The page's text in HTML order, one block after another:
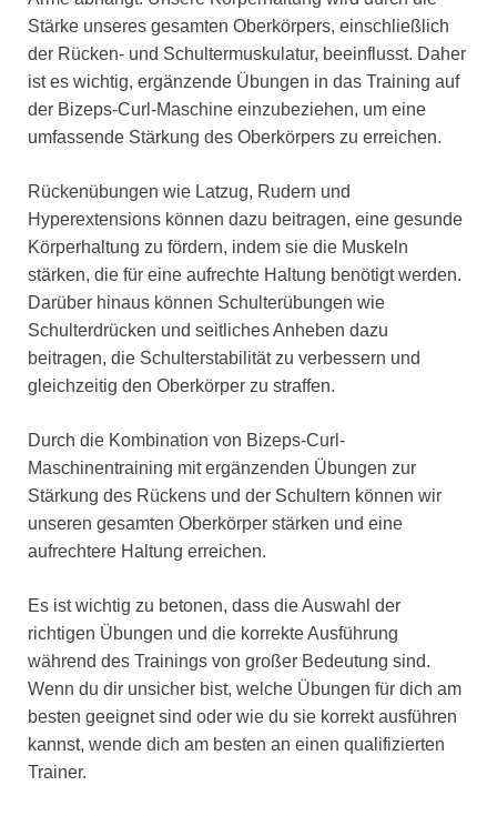
Stärke unseres gesamten Oberkörpers, einschließlich
der Rücken- und Schultermuskulatur, beeinflusst. Daher
ist es wichtig, ergänzende Übungen in das Training auf
der Bizeps-Curl-Maschine einzubeziehen, um eine
umfassende Stärkung des Oberkörpers zu erreichen.
Rückenübungen wie Latzug, Rudern und
Hyperextensions können dazu beitragen, eine gesunde
Körperhaltung zu fördern, indem sie die Muskeln
stärken, die für eine aufrechte Haltung benötigt werden.
Darüber hinaus können Schulterübungen wie
Schulterdrücken und seitliches Anheben dazu
beitragen, die Schulterstabilität zu verbessern und
gleichzeitig den Oberkörper zu straffen.
Durch die Kombination von Bizeps-Curl-
Maschinentraining mit ergänzenden Übungen zur
Stärkung des Rückens und der Schultern können wir
unseren gesamten Oberkörper stärken und eine
aufrechtere Haltung erreichen.
Es ist wichtig zu betonen, dass die Auswahl der
richtigen Übungen und die korrekte Ausführung
während des Trainings von großer Bedeutung sind.
Wenn du dir unsicher bist, welche Übungen für dich am
besten geeignet sind oder wie du sie korrekt ausführen
kannst, wende dich am besten an einen qualifizierten
Trainer.